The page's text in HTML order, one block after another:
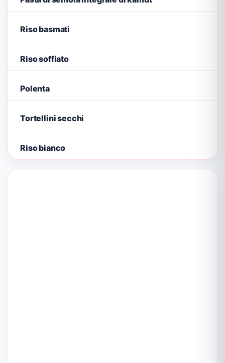
Riso basmati
Riso soffiato
Polenta
Tortellini secchi
Riso bianco